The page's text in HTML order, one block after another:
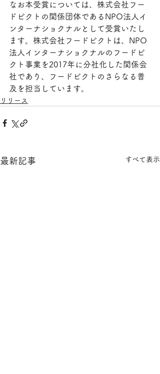
なお本受賞については、株式会社フー
ドピクトの関係団体であるNPO法人イ
ンターナショクナルとして受賞いたし
ます。株式会社フードピクトは、NPO
法人インターナショクナルのフードピ
クト事業を2017年に分社化した関係会
社であり、フードピクトのさらなる普
及を担当しています。
リリース
最新記事 すべて表示